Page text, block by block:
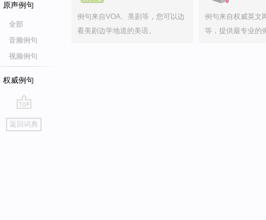
原声例句
全部
音频例句
视频例句
权威例句
go
top
返回词典
例句来自VOA、美剧等，您可以边
看美剧边学地道的美语。
例句来自权威英文
等，提供最专业的